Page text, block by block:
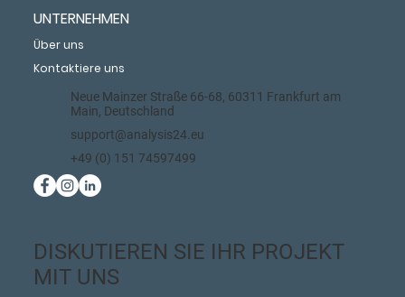
DISKUTIEREN SIE IHR PROJEKT
MIT UNS
UNTERNEHMEN
Über uns
Kontaktiere uns
Neue Mainzer Straße 66-68, 60311 Frankfurt am
Main, Deutschland
support@analysis24.eu
+49 (0) 151 74597499